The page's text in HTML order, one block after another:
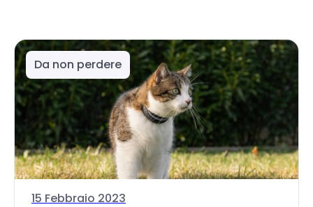
Da non perdere
15 Febbraio 2023